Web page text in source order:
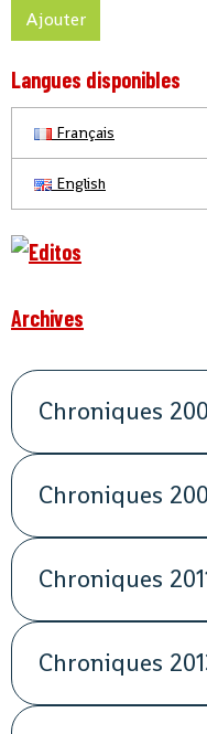
Ajouter
Langues disponibles
Français
English
Archives
Chroniques
Chroniques
Chroniques
Chroniques